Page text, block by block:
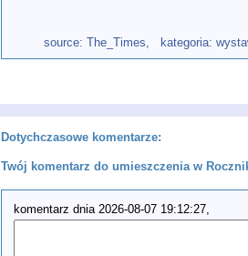
source: The_Times , kategoria:
Dotychczasowe komentarze:
Twój komentarz do umieszczenia w
komentarz dnia 2026-08-07 19:12:27,